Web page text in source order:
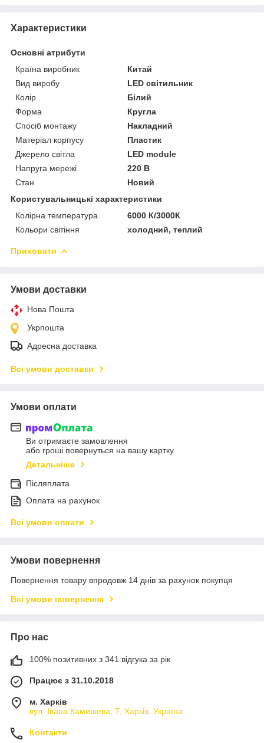
Характеристики
Основні атрибути
Країна виробник
Китай
Вид виробу
LED світильник
Колір
Білий
Форма
Кругла
Спосіб монтажу
Накладний
Матеріал корпусу
Пластик
Джерело світла
LED module
Напруга мережі
220 В
Стан
Новий
Користувальницькі характеристики
Колірна температура
6000 К/3000К
Кольори світіння
холодний, теплий
Приховати
Умови доставки
Нова Пошта
Укрпошта
Адресна доставка
Всі умови доставки
Умови оплати
Ви отримаєте замовлення
або гроші повернуться на вашу картку
Детальніше
Післяплата
Оплата на рахунок
Всі умови оплати
Умови повернення
Повернення товару впродовж 14 днів за рахунок покупця
Всі умови повернення
Про нас
100% позитивних з 341 відгука за рік
Працює з 31.10.2018
м. Харків
вул. Івана Камишева, 7, Харків, Україна
Контакти